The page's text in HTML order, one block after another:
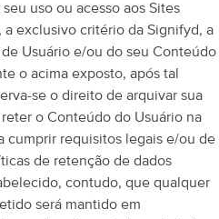
uso ou acesso aos Sites
exclusivo critério da Signifyd, a
Usuário e/ou do seu Conteúdo
o acima exposto, após tal
se o direito de arquivar sua
o Conteúdo do Usuário na
cumprir requisitos legais e/ou de
de retenção de dados
contudo, que qualquer
será mantido em